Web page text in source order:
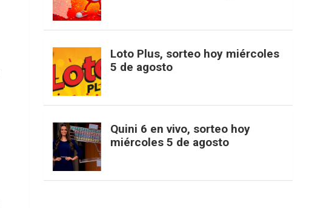
o
k
t
e
r
b
Loto Plus, sorteo hoy miércoles
5 de agosto
Quini 6 en vivo, sorteo hoy
miércoles 5 de agosto